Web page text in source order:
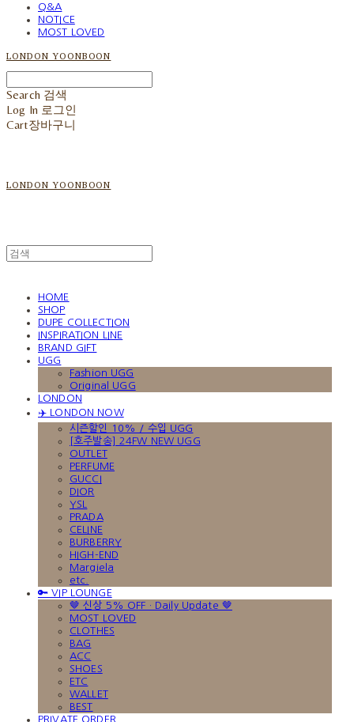
Q&A
NOTICE
MOST LOVED
LONDON YOONBOON
Search 검색
Log In 로그인
Cart장바구니
LONDON YOONBOON
HOME
SHOP
DUPE COLLECTION
INSPIRATION LINE
BRAND GIFT
UGG
Fashion UGG
Original UGG
LONDON
✈️ LONDON NOW
시즌할인 10% / 수입 UGG
[호주발송] 24FW NEW UGG
OUTLET
PERFUME
GUCCI
DIOR
YSL
PRADA
CELINE
BURBERRY
HIGH-END
Margiela
etc.
🔑 VIP LOUNGE
🤎 신상 5% OFF · Daily Update 🤎
MOST LOVED
CLOTHES
BAG
ACC
SHOES
ETC
WALLET
BEST
PRIVATE ORDER